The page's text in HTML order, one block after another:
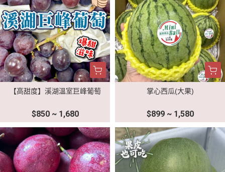
【高甜度】溪湖溫室巨峰葡萄
$850 ~ 1,680
掌心西瓜(大果)
$899 ~ 1,580